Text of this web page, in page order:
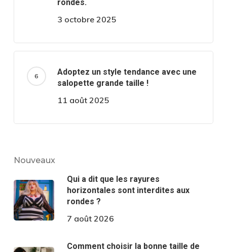
rondes.
3 octobre 2025
Adoptez un style tendance avec une
salopette grande taille !
11 août 2025
Nouveaux
Qui a dit que les rayures
horizontales sont interdites aux
rondes ?
7 août 2026
Comment choisir la bonne taille de